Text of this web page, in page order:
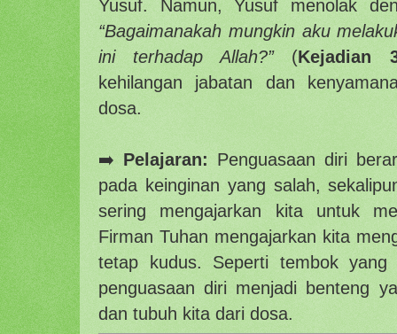
Yusuf. Namun, Yusuf menolak
“Bagaimanakah mungkin aku
ini terhadap Allah?”(Kejadian
kehilangan jabatan dan
dosa.
➡️ Pelajaran: Penguasaan diri
pada keinginan yang salah,
sering mengajarkan kita untuk
Firman Tuhan mengajarkan kita
tetap kudus. Seperti tembok yang
penguasaan diri menjadi benteng
dan tubuh kita dari dosa.